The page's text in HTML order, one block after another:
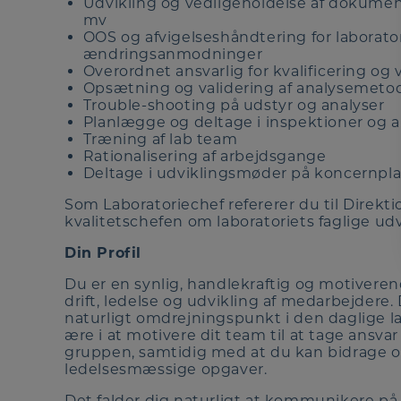
mv
OOS og afvigelseshåndtering for
ændringsanmodninger
Overordnet ansvarlig for kvalificering og
Opsætning og validering af
Trouble-shooting på udstyr og analyser
Planlægge og deltage i inspektioner og
Træning af lab team
Rationalisering af arbejdsgange
Deltage i udviklingsmøder på
Som Laboratoriechef refererer du til
kvalitetschefen om laboratoriets faglige
Din Profil
Du er en synlig, handlekraftig og
drift, ledelse og udvikling af
naturligt omdrejningspunkt i den daglige
ære i at motivere dit team til at tage
gruppen, samtidig med at du kan bidrage
ledelsesmæssige opgaver.